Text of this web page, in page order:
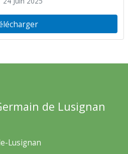
de Lusignan
Lusignan